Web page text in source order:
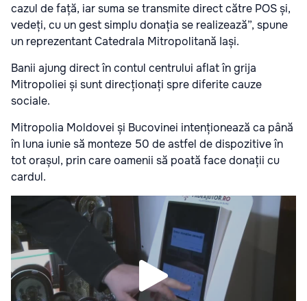
cazul de față, iar suma se transmite direct către POS și,
vedeți, cu un gest simplu donația se realizează”, spune
un reprezentant Catedrala Mitropolitană Iași.
Banii ajung direct în contul centrului aflat în grija
Mitropoliei și sunt direcționați spre diferite cauze
sociale.
Mitropolia Moldovei și Bucovinei intenționează ca până
în luna iunie să monteze 50 de astfel de dispozitive în
tot orașul, prin care oamenii să poată face donații cu
cardul.